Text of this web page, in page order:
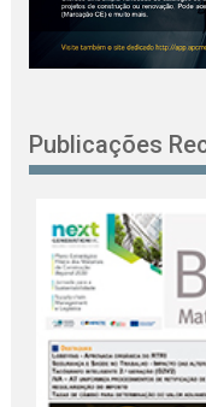
Publicações